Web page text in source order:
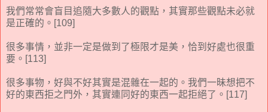
我們常常會盲目追隨大多數人的觀點，其實那些觀點未必就
是正確的。[109]
很多事情，並非一定是做到了極限才是美，恰到好處也很重
要。[113]
很多事物，好與不好其實是混雜在一起的。我們一昧想把不
好的東西拒之門外，其實連同好的東西一起拒絕了。[117]